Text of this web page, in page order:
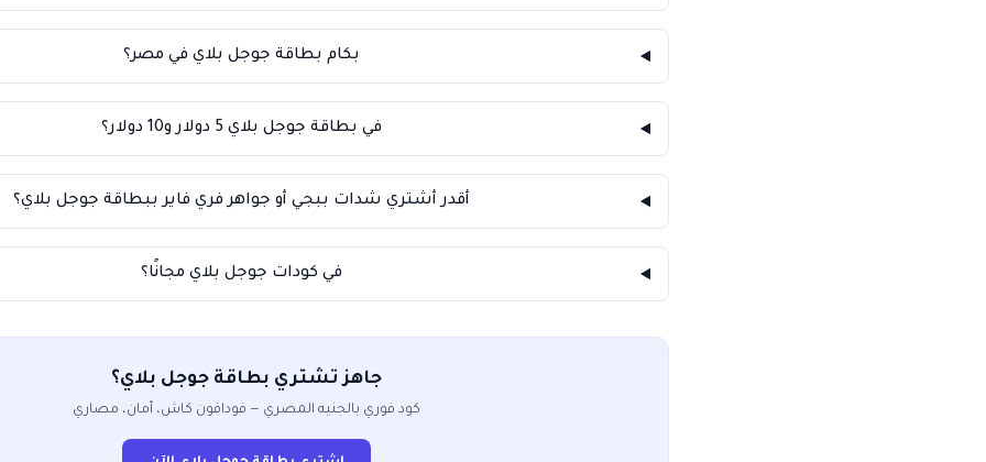
بكام بطاقة جوجل بلاي في مصر؟
في بطاقة جوجل بلاي 5 دولار و10 دولار؟
أقدر أشتري شدات ببجي أو جواهر فري فاير ببطاقة جوجل بلاي؟
في كودات جوجل بلاي مجانًا؟
جاهز تشتري بطاقة جوجل بلاي؟
كود فوري بالجنيه المصري — فودافون كاش، أمان، مصاري